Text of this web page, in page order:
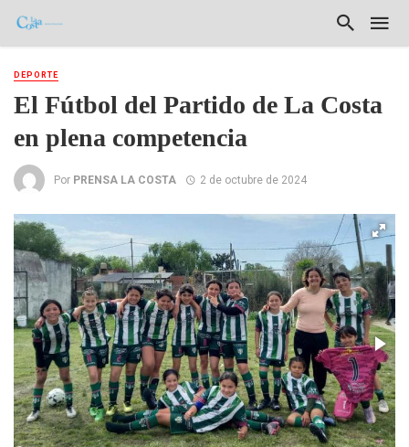
DEPORTE
El Fútbol del Partido de La Costa
en plena competencia
Por PRENSA LA COSTA 2 de octubre de 2024